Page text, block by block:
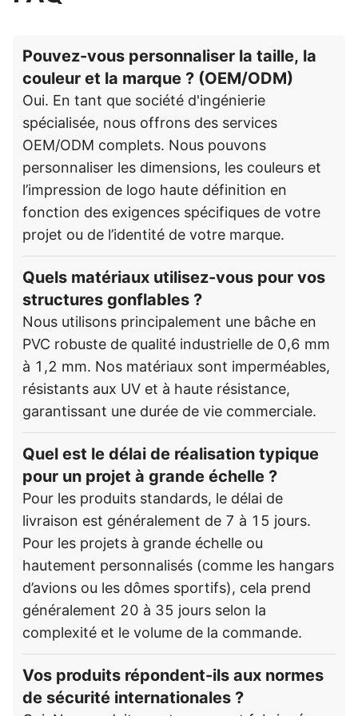
Pouvez-vous personnaliser la taille, la
couleur et la marque ? (OEM/ODM)
Oui. En tant que société d'ingénierie
spécialisée, nous offrons des services
OEM/ODM complets. Nous pouvons
personnaliser les dimensions, les couleurs et
l’impression de logo haute définition en
fonction des exigences spécifiques de votre
projet ou de l’identité de votre marque.
Quels matériaux utilisez-vous pour vos
structures gonflables ?
Nous utilisons principalement une bâche en
PVC robuste de qualité industrielle de 0,6 mm
à 1,2 mm. Nos matériaux sont imperméables,
résistants aux UV et à haute résistance,
garantissant une durée de vie commerciale.
Quel est le délai de réalisation typique
pour un projet à grande échelle ?
Pour les produits standards, le délai de
livraison est généralement de 7 à 15 jours.
Pour les projets à grande échelle ou
hautement personnalisés (comme les hangars
d’avions ou les dômes sportifs), cela prend
généralement 20 à 35 jours selon la
complexité et le volume de la commande.
Vos produits répondent-ils aux normes
de sécurité internationales ?